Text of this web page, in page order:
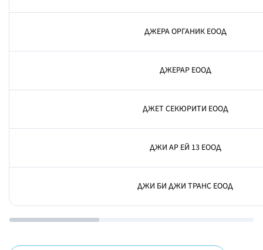
ДЖЕРА ОРГАНИК ЕООД
ДЖЕРАР ЕООД
ДЖЕТ СЕКЮРИТИ ЕООД
ДЖИ АР ЕЙ 13 ЕООД
ДЖИ БИ ДЖИ ТРАНС ЕООД